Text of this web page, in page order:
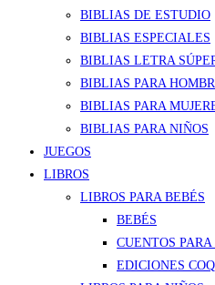
BIBLIAS DE ESTUDIO
BIBLIAS ESPECIALES
BIBLIAS LETRA
BIBLIAS PARA
BIBLIAS PARA
BIBLIAS PARA NIÑOS
JUEGOS
LIBROS
LIBROS PARA BEBÉS
BEBÉS
CUENTOS PARA
EDICIONES